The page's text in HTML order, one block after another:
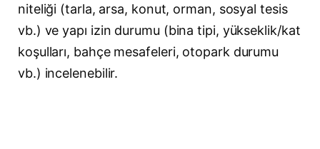
niteliği (tarla, arsa, konut, orman, sosyal tesis
vb.) ve yapı izin durumu (bina tipi, yükseklik/kat
koşulları, bahçe mesafeleri, otopark durumu
vb.) incelenebilir.